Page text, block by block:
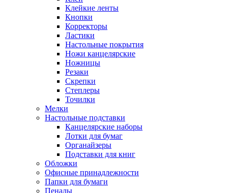
Клейкие ленты
Кнопки
Корректоры
Ластики
Настольные покрытия
Ножи канцелярские
Ножницы
Резаки
Скрепки
Степлеры
Точилки
Мелки
Настольные подставки
Канцелярские наборы
Лотки для бумаг
Органайзеры
Подставки для книг
Обложки
Офисные принадлежности
Папки для бумаги
Пеналы